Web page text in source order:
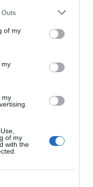
Outs
of my
my
my
of my
with the
teplo.
profesor.
Študentka dodáva:
celý autobus
si: 6 tipov, ako mať z intímneho
na blížiace sa ročné